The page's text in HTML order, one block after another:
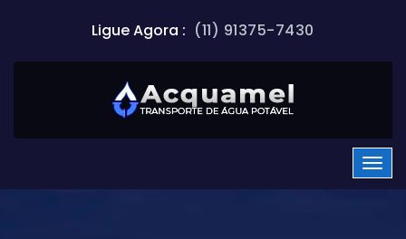
Ligue Agora : (11) 91375-7430